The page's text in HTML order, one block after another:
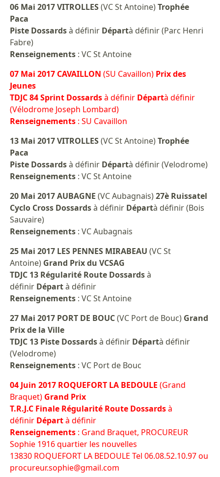
06 Mai 2017 VITROLLES(VC St Antoine)Trophée
Paca
Piste Dossardsà définir Départà définir (Parc Henri
Fabre)
Renseignements : VC St Antoine
07 Mai 2017 CAVAILLON (SU Cavaillon) Prix des
Jeunes
TDJC 84 Sprint Dossardsà définir Départà définir
(Vélodrome Joseph Lombard)
Renseignements : SU Cavaillon
13 Mai 2017 VITROLLES(VC St Antoine)Trophée
Paca
Piste Dossardsà définir Départà définir (Velodrome)
Renseignements : VC St Antoine
20 Mai 2017 AUBAGNE (VC Aubagnais)27è Ruissatel
Cyclo Cross Dossardsà définir Départà définir (Bois
Sauvaire)
Renseignements : VC Aubagnais
25 Mai 2017 LES PENNES MIRABEAU (VC St
Antoine) Grand Prix du VCSAG
TDJC 13 Régularité Route Dossardsà
définir Départà définir
Renseignements : VC St Antoine
27 Mai 2017 PORT DE BOUC(VC Port de Bouc) Grand
Prix de la Ville
TDJC 13 Piste Dossardsà définir Départà définir
(Velodrome)
Renseignements : VC Port de Bouc
04 Juin 2017 ROQUEFORT LA BEDOULE (Grand
Braquet) Grand Prix
T.R.J.C Finale Régularité Route Dossardsà
définir Départà définir
Renseignements : Grand Braquet, PROCUREUR
Sophie 1916 quartier les nouvelles
13830 ROQUEFORT LA BEDOULE Tel 06.08.52.10.97 ou
procureur.sophie@gmail.com